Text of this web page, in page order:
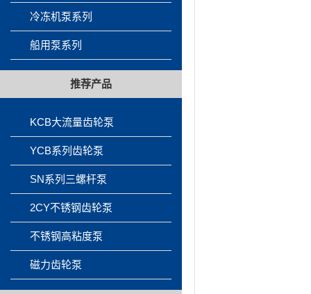
冷冻机泵系列
船用泵系列
推荐产品
KCB大流量齿轮泵
YCB系列齿轮泵
SN系列三螺杆泵
2CY不锈钢齿轮泵
不锈钢高粘度泵
磁力齿轮泵